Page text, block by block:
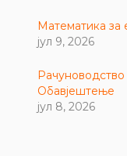
Математика за
јул 9, 2026
Обавјештење
јул 8, 2026